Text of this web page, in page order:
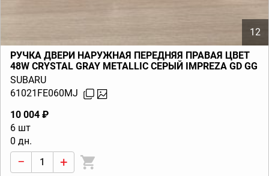
12
РУЧКА ДВЕРИ НАРУЖНАЯ ПЕРЕДНЯЯ ПРАВАЯ ЦВЕТ
48W CRYSTAL GRAY METALLIC СЕРЫЙ IMPREZA GD GG
(G11) 2005-2007
SUBARU
61021FE060MJ
10 004 ₽
6 шт
0 дн.
− +